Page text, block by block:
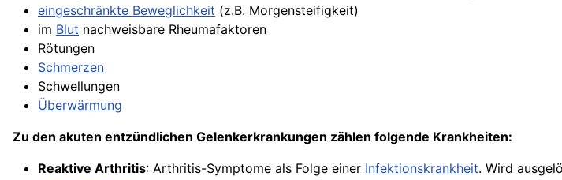
eingeschränkte Beweglichkeit (z.B. Morgensteifigkeit)
im Blut nachweisbare Rheumafaktoren
Rötungen
Schmerzen
Schwellungen
Überwärmung
Zu den akuten entzündlichen Gelenkerkrankungen zählen folgende Krankheiten:
Reaktive Arthritis: Arthritis-Symptome als Folge einer Infektionskrankheit. Wird